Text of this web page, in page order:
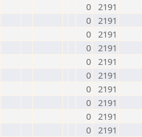
0 2191
0 2191
0 2191
0 2191
0 2191
0 2191
0 2191
0 2191
0 2191
0 2191